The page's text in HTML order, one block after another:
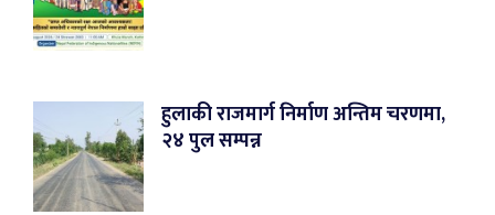
हुलाकी राजमार्ग निर्माण अन्तिम चरणमा,
२४ पुल सम्पन्न